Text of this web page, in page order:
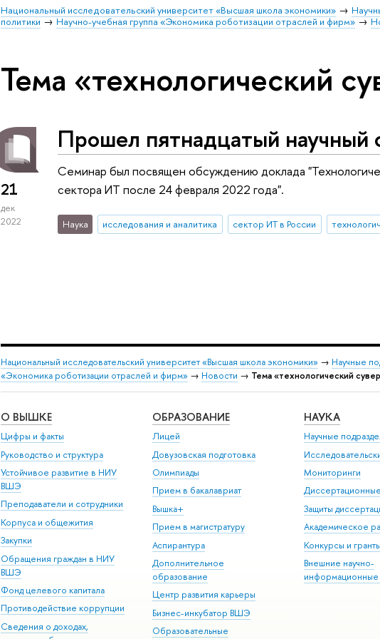
Национальный исследовательский университет «Высшая школа экономики»
политики
Научно-учебная группа «Экономика роботизации отраслей и фирм»
Тема «технологический
21
дек
2022
Прошел пятнадцатый научный
Семинар был посвящен обсуждению доклада
сектора ИТ после 24 февраля 2022 года".
Наука исследования и аналитика сектор ИТ в России
Национальный исследовательский университет «Высшая школа экономики» → Научные
«Экономика роботизации отраслей и фирм» → Новости → Тема «технологический
О ВЫШКЕ
Цифры и факты
Руководство и структура
Устойчивое развитие в НИУ
ВШЭ
Преподаватели и сотрудники
Корпуса и общежития
Закупки
Обращения граждан в НИУ
ВШЭ
Фонд целевого капитала
Противодействие коррупции
Сведения о доходах,
ОБРАЗОВАНИЕ
Лицей
Довузовская подготовка
Олимпиады
Прием в бакалавриат
Вышка+
Прием в магистратуру
Аспирантура
Дополнительное
образование
Центр развития карьеры
Бизнес-инкубатор ВШЭ
Образовательные
НАУКА
Научные
Мониторинги
Защиты
Академическое
Конкурсы и гранты
Внешние научно-